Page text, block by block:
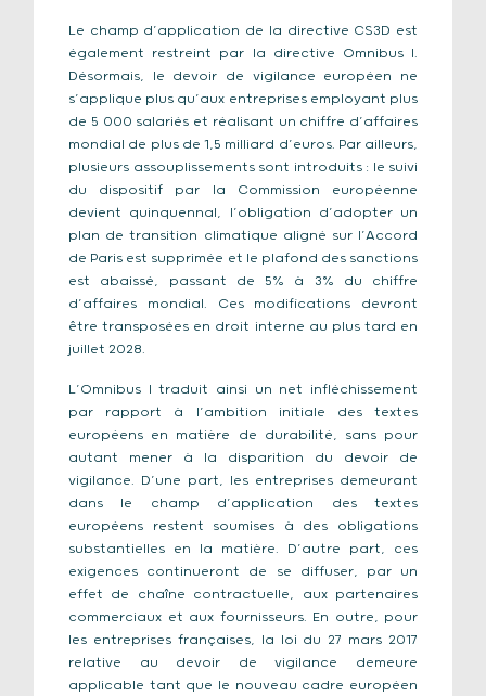
Le champ d’application de la directive CS3D est
également restreint par la directive Omnibus I.
Désormais, le devoir de vigilance européen ne
s’applique plus qu’aux entreprises employant plus
de 5 000 salariés et réalisant un chiffre d’affaires
mondial de plus de 1,5 milliard d’euros. Par ailleurs,
plusieurs assouplissements sont introduits : le suivi
du dispositif par la Commission européenne
devient quinquennal, l’obligation d’adopter un
plan de transition climatique aligné sur l’Accord
de Paris est supprimée et le plafond des sanctions
est abaissé, passant de 5% à 3% du chiffre
d’affaires mondial. Ces modifications devront
être transposées en droit interne au plus tard en
juillet 2028.
L’Omnibus I traduit ainsi un net infléchissement
par rapport à l’ambition initiale des textes
européens en matière de durabilité, sans pour
autant mener à la disparition du devoir de
vigilance. D’une part, les entreprises demeurant
dans le champ d’application des textes
européens restent soumises à des obligations
substantielles en la matière. D’autre part, ces
exigences continueront de se diffuser, par un
effet de chaîne contractuelle, aux partenaires
commerciaux et aux fournisseurs. En outre, pour
les entreprises françaises, la loi du 27 mars 2017
relative au devoir de vigilance demeure
applicable tant que le nouveau cadre européen